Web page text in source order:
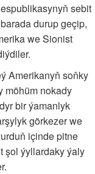
sebit
durup geçip,
we Sionist
Amerikanyň soňky
möhüm nokady
bir ýamanlyk
görkezer we
içinde pitne
şol ýyllardaky ýaly